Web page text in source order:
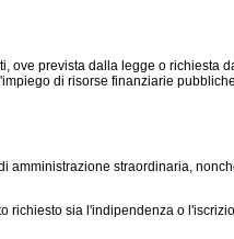
prevista dalla legge o richiesta
di risorse finanziarie
straordinaria,
richiesto sia l'indipendenza o